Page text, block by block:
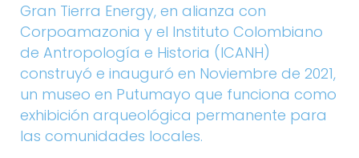
Gran Tierra Energy, en alianza con
Corpoamazonia y el Instituto Colombiano
de Antropología e Historia (ICANH)
construyó e inauguró en Noviembre de 2021,
un museo en Putumayo que funciona como
exhibición arqueológica permanente para
las comunidades locales.